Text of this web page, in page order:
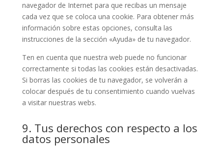
navegador de Internet para que recibas un mensaje
cada vez que se coloca una cookie. Para obtener más
información sobre estas opciones, consulta las
instrucciones de la sección «Ayuda» de tu navegador.
Ten en cuenta que nuestra web puede no funcionar
correctamente si todas las cookies están desactivadas.
Si borras las cookies de tu navegador, se volverán a
colocar después de tu consentimiento cuando vuelvas
a visitar nuestras webs.
9. Tus derechos con respecto a los
datos personales